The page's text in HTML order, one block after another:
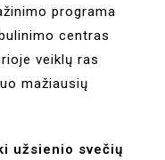
programa
centras
veiklų ras
mažiausių
užsienio svečių